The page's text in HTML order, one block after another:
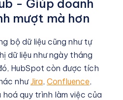
- Giúp doanh
mượt mà hơn
bộ dữ liệu cũng như tự
dữ liệu như ngày tháng
HubSpot còn được tích
như Jira, Confluence,
hoá quy trình làm việc của